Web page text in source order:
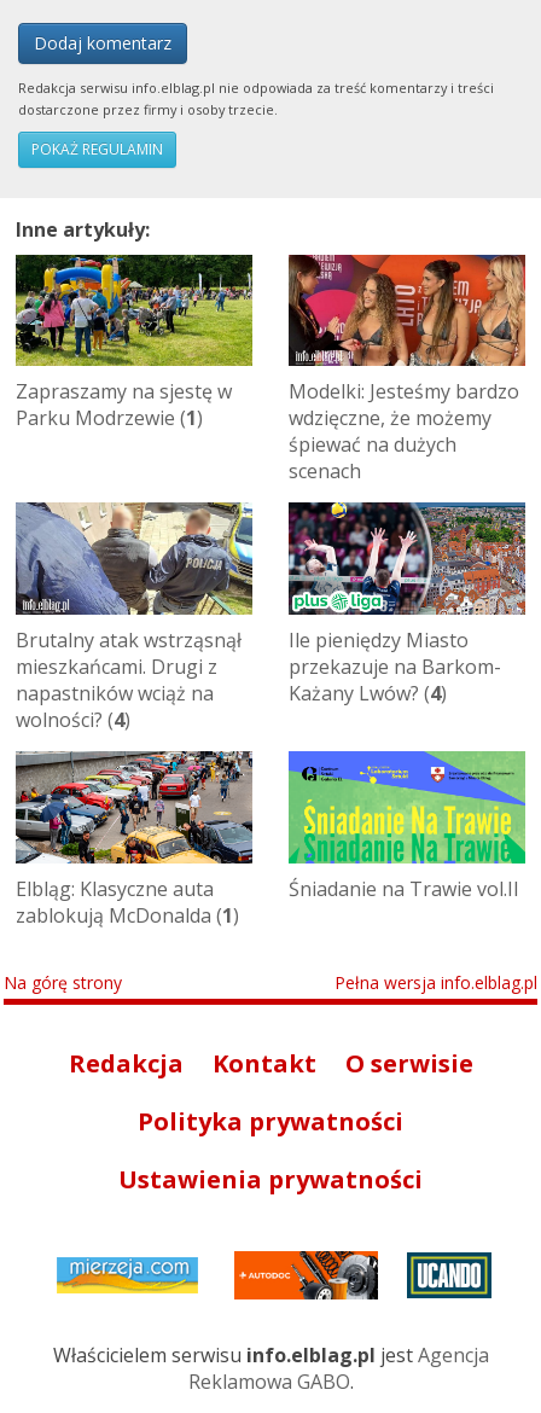
Dodaj komentarz
Redakcja serwisu info.elblag.pl nie odpowiada za treść komentarzy i treści
dostarczone przez firmy i osoby trzecie.
POKAŻ REGULAMIN
Inne artykuły:
Zapraszamy na sjestę w
Parku Modrzewie (1)
Modelki: Jesteśmy bardzo
wdzięczne, że możemy
śpiewać na dużych
scenach
Brutalny atak wstrząsnął
mieszkańcami. Drugi z
napastników wciąż na
wolności? (4)
Ile pieniędzy Miasto
przekazuje na Barkom-
Każany Lwów? (4)
Elbląg: Klasyczne auta
zablokują McDonalda (1)
Śniadanie na Trawie vol.II
Na górę strony Pełna wersja info.elblag.pl
Redakcja Kontakt
O serwisie
Polityka prywatności
Ustawienia prywatności
Właścicielem serwisu info.elblag.pl jestAgencja
Reklamowa GABO.